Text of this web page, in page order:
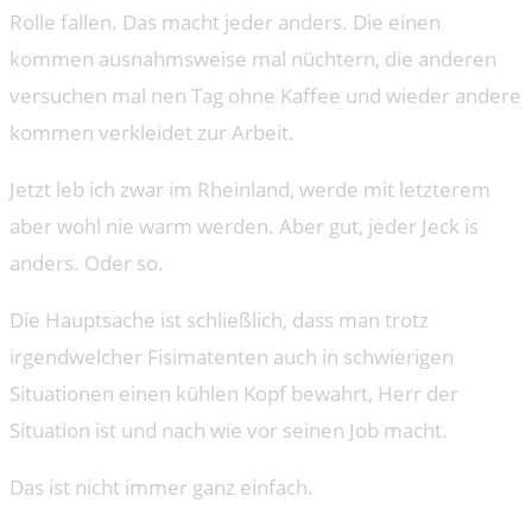
Rolle fallen. Das macht jeder anders. Die einen
kommen ausnahmsweise mal nüchtern, die anderen
versuchen mal nen Tag ohne Kaffee und wieder andere
kommen verkleidet zur Arbeit.
Jetzt leb ich zwar im Rheinland, werde mit letzterem
aber wohl nie warm werden. Aber gut, jeder Jeck is
anders. Oder so.
Die Hauptsache ist schließlich, dass man trotz
irgendwelcher Fisimatenten auch in schwierigen
Situationen einen kühlen Kopf bewahrt, Herr der
Situation ist und nach wie vor seinen Job macht.
Das ist nicht immer ganz einfach.